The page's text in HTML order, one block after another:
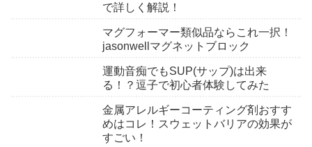
で詳しく解説！
マグフォーマー類似品ならこれ一択！
jasonwellマグネットブロック
運動音痴でもSUP(サップ)は出来
る！？逗子で初心者体験してみた
金属アレルギーコーティング剤おすす
めはコレ！スウェットバリアの効果が
すごい！